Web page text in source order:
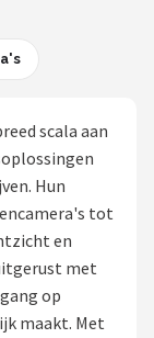
scala aan
Hun
tot
en
met
op
maakt. Met